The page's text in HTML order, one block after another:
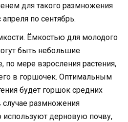
для такого размножения
по сентябрь.
Ёмкостью для молодого
быть небольшие
по мере взросления растения,
в горшочек. Оптимальным
будет горшок средних
размножения
дерновую почву,